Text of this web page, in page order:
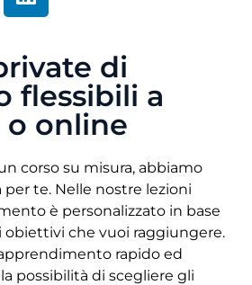
di
flessibili a
o online
corso su misura, abbiamo
te. Nelle nostre lezioni
è personalizzato in base
obiettivi che vuoi raggiungere.
rapido ed
possibilità di scegliere gli